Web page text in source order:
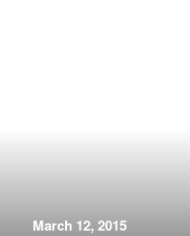
March 12, 2015